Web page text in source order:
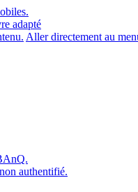
adapté
Aller directement au
authentifié.